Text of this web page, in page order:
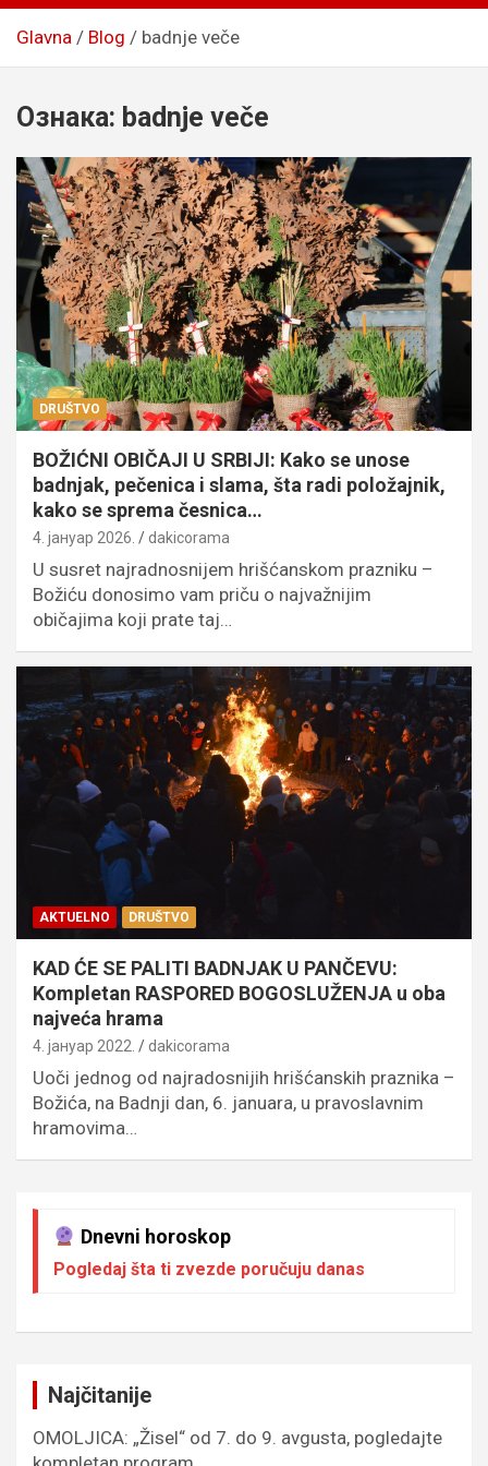
Glavna Blog badnje veče
Ознака: badnje veče
DRUŠTVO
BOŽIĆNI OBIČAJI U SRBIJI: Kako se unose
badnjak, pečenica i slama, šta radi položajnik,
kako se sprema česnica…
4. јануар 2026. dakicorama
U susret najradnosnijem hrišćanskom prazniku –
Božiću donosimo vam priču o najvažnijim
običajima koji prate taj…
AKTUELNO DRUŠTVO
KAD ĆE SE PALITI BADNJAK U PANČEVU:
Kompletan RASPORED BOGOSLUŽENJA u oba
najveća hrama
4. јануар 2022. dakicorama
Uoči jednog od najradosnijih hrišćanskih praznika –
Božića, na Badnji dan, 6. januara, u pravoslavnim
hramovima…
Dnevni horoskop
Pogledaj šta ti zvezde poručuju danas
Najčitanije
OMOLJICA: „Žisel“ od 7. do 9. avgusta, pogledajte